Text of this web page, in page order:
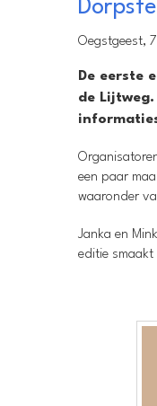
Oegstgeest,
De eerste
de
een paar
waaronder
Janka en
editie smaakt